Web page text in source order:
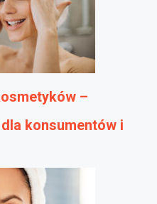
–
konsumentów i